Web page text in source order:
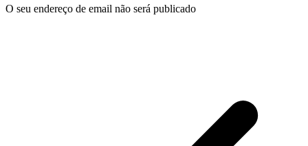
O seu endereço de email não será publicado